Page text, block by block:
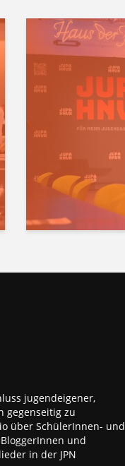
jugendeigener,
gegenseitig zu
über SchülerInnen- und
und
in der JPN